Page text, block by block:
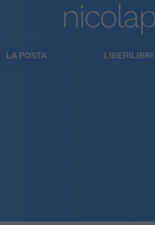
LA POSTA LIBERILIBRI